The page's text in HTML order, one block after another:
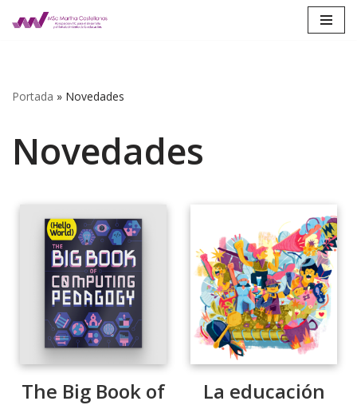
Portada » Novedades
Novedades
The Big Book of
La educación